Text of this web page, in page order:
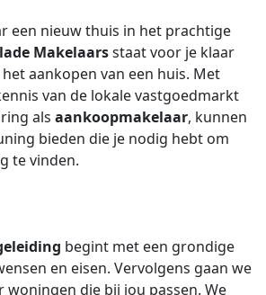
een nieuw thuis in het prachtige
Makelaarsstaat voor je klaar
aankopen van een huis. Met
van de lokale vastgoedmarkt
als aankoopmakelaar, kunnen
bieden die je nodig hebt om
te vinden.
begint met een grondige
en eisen. Vervolgens gaan we
woningen die bij jou passen. We